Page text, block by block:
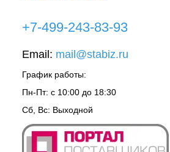
+7-499-243-83-93
Email: mail@stabiz.ru
График работы:
Пн-Пт: с 10:00 до 18:30
Сб, Вс: Выходной